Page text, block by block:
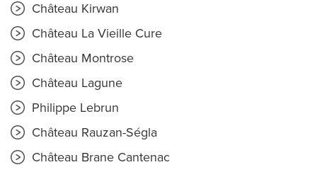
Château Kirwan
Château La Vieille Cure
Château Montrose
Château Lagune
Philippe Lebrun
Château Rauzan-Ségla
Château Brane Cantenac